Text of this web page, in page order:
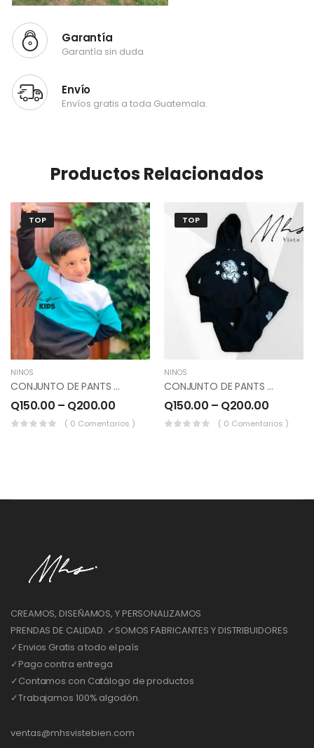
Garantía
Garantía sin duda
Envío
Envíos gratis a toda Guatemala.
Productos Relacionados
TOP
NIÑOS
CONJUNTO DE PANTS Y SUDADERO COLOR BLANCO, TURQUESA, NEGRO.
Q150.00 – Q200.00
( 0 Comentarios )
TOP
NIÑOS
CONJUNTO DE PANTS Y SUDADERO COLOR NEGRO.
Q150.00 – Q200.00
( 0 Comentarios )
CREAMOS, DISEÑAMOS, Y PERSONALIZAMOS
PRENDAS DE CALIDAD. ✓SOMOS FABRICANTES Y DISTRIBUIDORES
✓Envios Gratis a todo el país
✓Pago contra entrega
✓Contamos con Catálogo de productos
✓Trabajamos 100% algodón.
ventas@mhsvistebien.com